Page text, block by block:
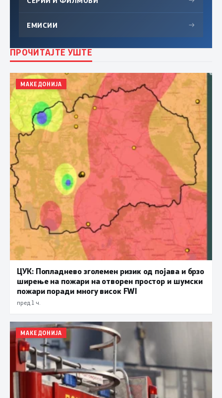
ЕМИСИИ →
ПРОЧИТАЈТЕ УШТЕ
МАКЕДОНИЈА
ЦУК: Попладнево зголемен ризик од појава и брзо
ширење на пожари на отворен простор и шумски
пожари поради многу висок FWI
пред 1 ч.
МАКЕДОНИЈА